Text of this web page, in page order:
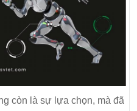
còn là sự lựa chọn, mà đã